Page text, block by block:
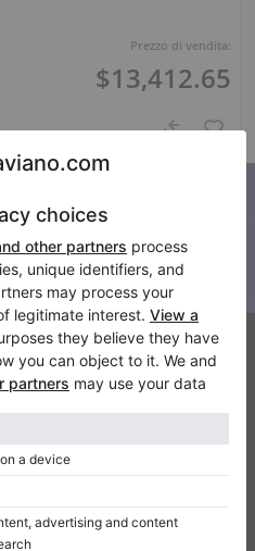
Prezzo di vendita:
$13,412.65
newsletter
le novità di Klaviano